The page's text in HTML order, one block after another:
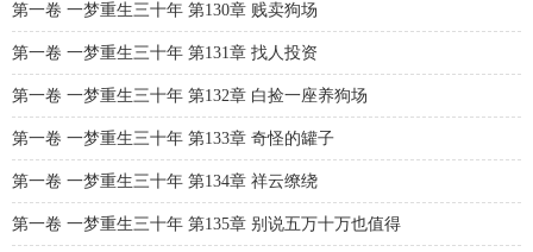
第一卷 一梦重生三十年 第130章 贱卖狗场
第一卷 一梦重生三十年 第131章 找人投资
第一卷 一梦重生三十年 第132章 白捡一座养狗场
第一卷 一梦重生三十年 第133章 奇怪的罐子
第一卷 一梦重生三十年 第134章 祥云缭绕
第一卷 一梦重生三十年 第135章 别说五万十万也值得